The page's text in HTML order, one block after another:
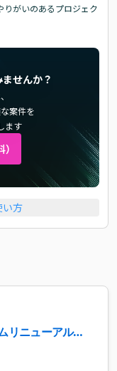
がいのあるプロジェク
せんか？
案件を
ます
い方
リニューアル開